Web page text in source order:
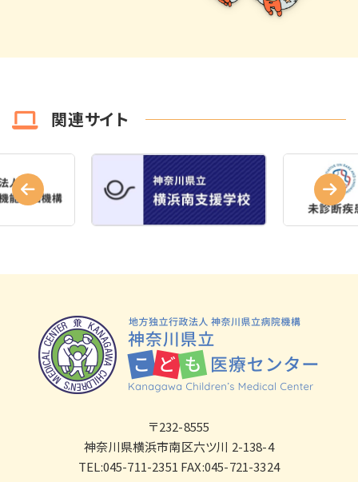
関連サイト
〒232-8555
神奈川県横浜市南区六ツ川 2-138-4
TEL:045-711-2351 FAX:045-721-3324